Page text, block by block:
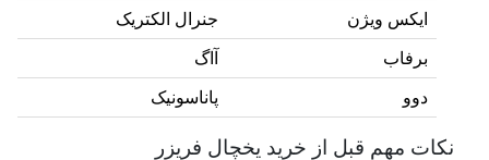
ایکس ویژن جنرال الکتریک
برفاب آاگ
دوو پاناسونیک
نکات مهم قبل از خرید یخچال فریزر